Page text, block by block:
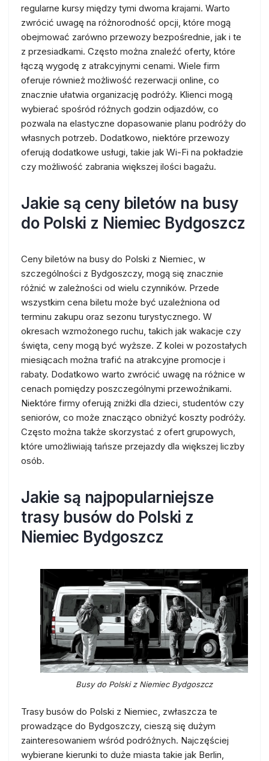
regularne kursy między tymi dwoma krajami. Warto
zwrócić uwagę na różnorodność opcji, które mogą
obejmować zarówno przewozy bezpośrednie, jak i te
z przesiadkami. Często można znaleźć oferty, które
łączą wygodę z atrakcyjnymi cenami. Wiele firm
oferuje również możliwość rezerwacji online, co
znacznie ułatwia organizację podróży. Klienci mogą
wybierać spośród różnych godzin odjazdów, co
pozwala na elastyczne dopasowanie planu podróży do
własnych potrzeb. Dodatkowo, niektóre przewozy
oferują dodatkowe usługi, takie jak Wi-Fi na pokładzie
czy możliwość zabrania większej ilości bagażu.
Jakie są ceny biletów na busy
do Polski z Niemiec Bydgoszcz
Ceny biletów na busy do Polski z Niemiec, w
szczególności z Bydgoszczy, mogą się znacznie
różnić w zależności od wielu czynników. Przede
wszystkim cena biletu może być uzależniona od
terminu zakupu oraz sezonu turystycznego. W
okresach wzmożonego ruchu, takich jak wakacje czy
święta, ceny mogą być wyższe. Z kolei w pozostałych
miesiącach można trafić na atrakcyjne promocje i
rabaty. Dodatkowo warto zwrócić uwagę na różnice w
cenach pomiędzy poszczególnymi przewoźnikami.
Niektóre firmy oferują zniżki dla dzieci, studentów czy
seniorów, co może znacząco obniżyć koszty podróży.
Często można także skorzystać z ofert grupowych,
które umożliwiają tańsze przejazdy dla większej liczby
osób.
Jakie są najpopularniejsze
trasy busów do Polski z
Niemiec Bydgoszcz
Busy do Polski z Niemiec Bydgoszcz
Trasy busów do Polski z Niemiec, zwłaszcza te
prowadzące do Bydgoszczy, cieszą się dużym
zainteresowaniem wśród podróżnych. Najczęściej
wybierane kierunki to duże miasta takie jak Berlin,